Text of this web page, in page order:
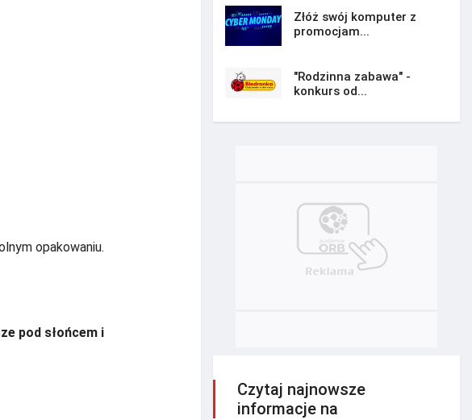
opakowaniu.
pod słońcem i
Złóż swój komputer z
promocjam...
"Rodzinna zabawa" -
konkurs od...
Czytaj najnowsze
informacje na